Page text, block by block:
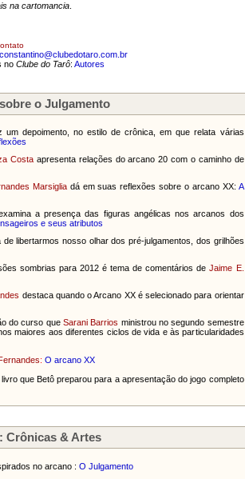
na cartomancia.
constantino@clubedotaro.com.br
no Clube do Tarô: Autores
o Julgamento
um depoimento, no estilo de crônica, em que relata várias
Costa apresenta relações do arcano 20 com o caminho de
Marsiglia dá em suas reflexões sobre o arcano XX: A
a presença das figuras angélicas nos arcanos dos
e seus atributos
libertarmos nosso olhar dos pré-julgamentos, dos grilhões
sombrias para 2012 é tema de comentários deJaime E.
destaca quando o Arcano XX é selecionado para orientar
do curso que Sarani Barrios ministrou no segundo semestre
maiores aos diferentes ciclos de vida e às particularidades
: O arcano XX
que Betô preparou para a apresentação do jogo completo
Crônicas & Artes
no arcano : O Julgamento